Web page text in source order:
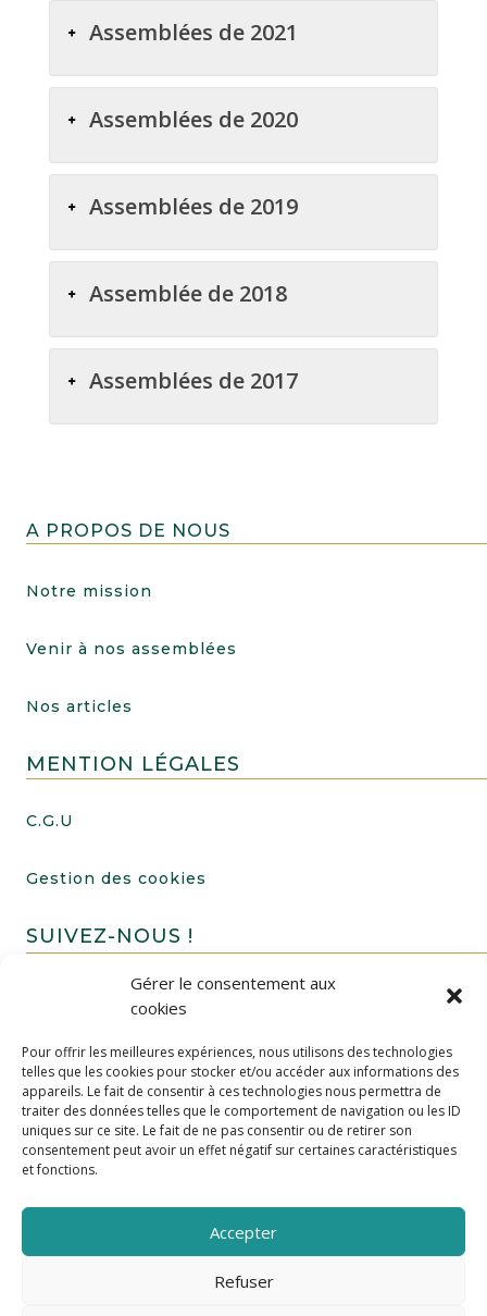
Gérer le consentement aux
cookies
Pour offrir les meilleures expériences, nous utilisons des technologies
telles que les cookies pour stocker et/ou accéder aux informations des
appareils. Le fait de consentir à ces technologies nous permettra de
traiter des données telles que le comportement de navigation ou les ID
uniques sur ce site. Le fait de ne pas consentir ou de retirer son
consentement peut avoir un effet négatif sur certaines caractéristiques
et fonctions.
Accepter
Refuser
Assemblées de 2021
Assemblées de 2020
Assemblées de 2019
Assemblée de 2018
Assemblées de 2017
A PROPOS DE NOUS
Notre mission
Venir à nos assemblées
Nos articles
MENTION LÉGALES
C.G.U
Gestion des cookies
SUIVEZ-NOUS !
FAIRE UN DON